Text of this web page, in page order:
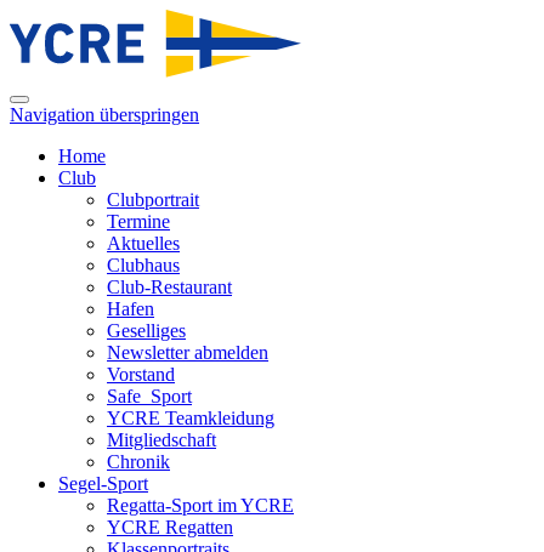
Navigation überspringen
Home
Club
Clubportrait
Termine
Aktuelles
Clubhaus
Club-Restaurant
Hafen
Geselliges
Newsletter abmelden
Vorstand
Safe_Sport
YCRE Teamkleidung
Mitgliedschaft
Chronik
Segel-Sport
Regatta-Sport im YCRE
YCRE Regatten